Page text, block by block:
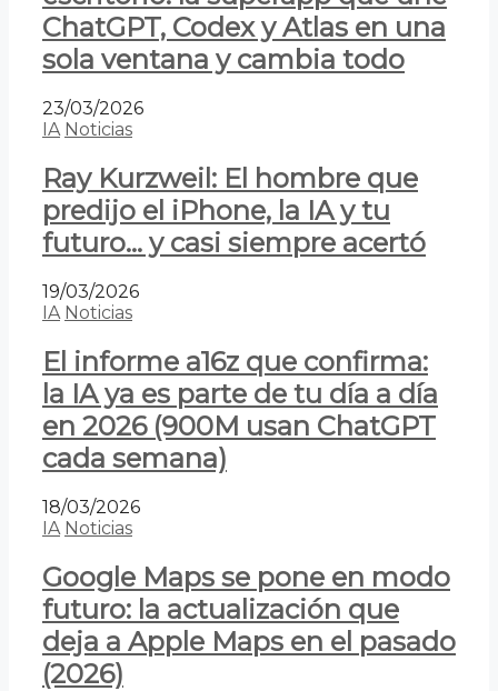
ChatGPT, Codex y Atlas en una
sola ventana y cambia todo
23/03/2026
IA Noticias
Ray Kurzweil: El hombre que
predijo el iPhone, la IA y tu
futuro… y casi siempre acertó
19/03/2026
IA Noticias
El informe a16z que confirma:
la IA ya es parte de tu día a día
en 2026 (900M usan ChatGPT
cada semana)
18/03/2026
IA Noticias
Google Maps se pone en modo
futuro: la actualización que
deja a Apple Maps en el pasado
(2026)